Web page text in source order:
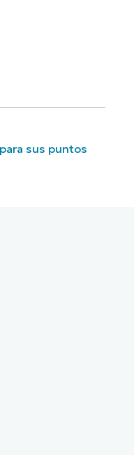
sus puntos